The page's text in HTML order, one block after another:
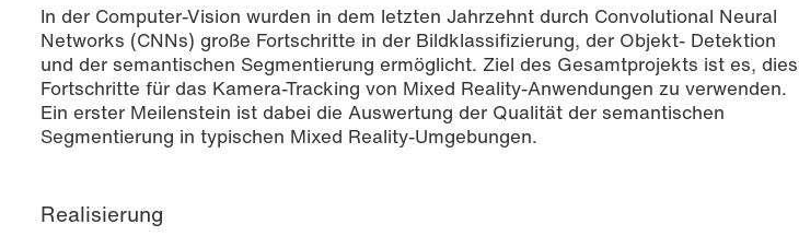
In der Computer-Vision wurden in dem letzten Jahrzehnt durch Convolutional Neural
Networks (CNNs) große Fortschritte in der Bildklassifizierung, der Objekt- Detektion
und der semantischen Segmentierung ermöglicht. Ziel des Gesamtprojekts ist es,
Fortschritte für das Kamera-Tracking von Mixed Reality-Anwendungen zu verwenden.
Ein erster Meilenstein ist dabei die Auswertung der Qualität der semantischen
Segmentierung in typischen Mixed Reality-Umgebungen.
Realisierung